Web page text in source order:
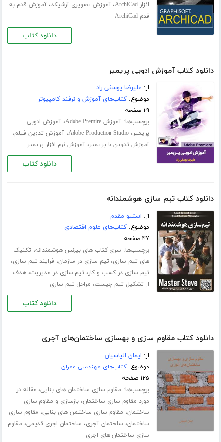
افزار ArchiCad ،آموزش تصویری آرشیکد،آموزش قدم به
قدم ArchiCad
دانلود کتاب
دانلود کتاب آموزش ادوبی پریمیر
از: علیرضا یوسفی راد
موضوع:کتاب‌های آموزش و ترفند کامپیوتر
۲۹ صفحه
برچسب‌ها:آموزش Adobe Premire ،آموزش ادوبی
پریمیر،Adobe Production Studio،آموزش تدوین فیلم،
آموزش تدوین با پریمیر،آموزش نرم افزار پریمیر
دانلود کتاب
دانلود کتاب تیم سازی هوشمندانه
از: استیو مقدم
موضوع:کتاب‌های علوم اقتصادی
۴۷ صفحه
برچسب‌ها: سری کتاب های بیزنس هوشمندانه، تکنیک
های تیم سازی، تیم سازی در سازمان، فرایند تیم سازی،
تیم سازی در کسب و کار، تیم سازی در مدیریت،هدف
از تشکیل تیم چیست، مراحل تیم سازی
دانلود کتاب
دانلود کتاب مقاوم سازی و بهسازی ساختمان‌های آجری
از: ایمان الیاسیان
موضوع:کتاب‌های مهندسی عمران
۱۲۵ صفحه
برچسب‌ها: مقاوم سازی ساختمان های بنایی، مقاله در
مورد مقاوم سازی ساختمان،بازسازی و مقاوم سازی
ساختمان، مقاوم سازی ساختمان های بنایی، مقاوم سازی
ساختمان، ساختمان آجری، ساختمان اجری قدیمی، مقاوم
سازی ساختمان های اجری